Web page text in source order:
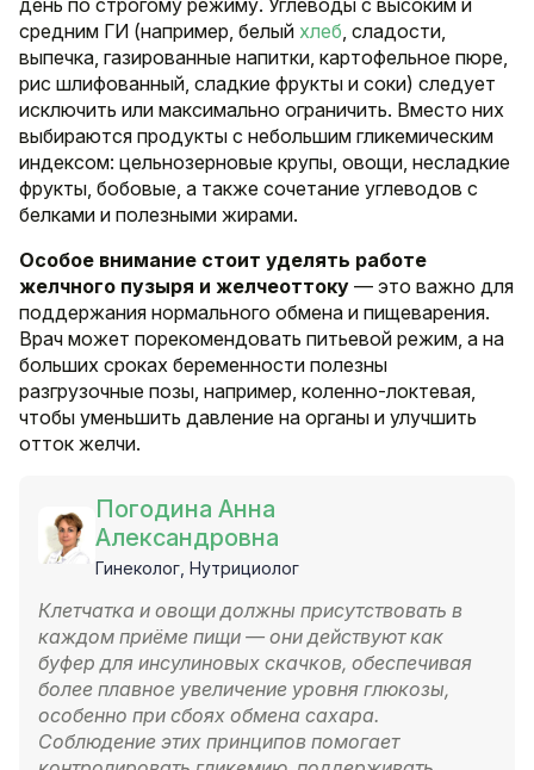
день по строгому режиму. Углеводы с высоким и
средним ГИ (например, белый хлеб, сладости,
выпечка, газированные напитки, картофельное пюре,
рис шлифованный, сладкие фрукты и соки) следует
исключить или максимально ограничить. Вместо них
выбираются продукты с небольшим гликемическим
индексом: цельнозерновые крупы, овощи, несладкие
фрукты, бобовые, а также сочетание углеводов с
белками и полезными жирами.
Особое внимание стоит уделять работе
желчного пузыря и желчеоттоку — это важно для
поддержания нормального обмена и пищеварения.
Врач может порекомендовать питьевой режим, а на
больших сроках беременности полезны
разгрузочные позы, например, коленно-локтевая,
чтобы уменьшить давление на органы и улучшить
отток желчи.
Погодина Анна
Александровна
Гинеколог, Нутрициолог
Клетчатка и овощи должны присутствовать в
каждом приёме пищи — они действуют как
буфер для инсулиновых скачков, обеспечивая
более плавное увеличение уровня глюкозы,
особенно при сбоях обмена сахара.
Соблюдение этих принципов помогает